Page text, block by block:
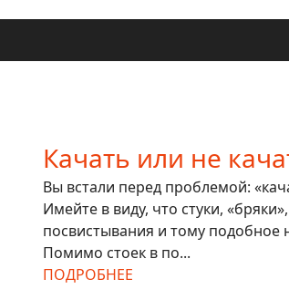
Качать или не
Вы встали перед проблемой:
Имейте в виду, что стуки,
посвистывания и тому подобное
Помимо стоек в по...
ПОДРОБНЕЕ